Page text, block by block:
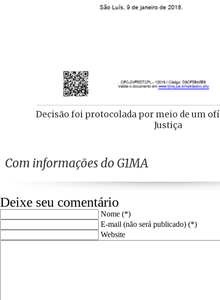
Decisão foi protocolada por meio de um
Justiça
Com informações do G1MA
Deixe seu comentário
Nome (*)
E-mail (não será publicado) (*)
Website